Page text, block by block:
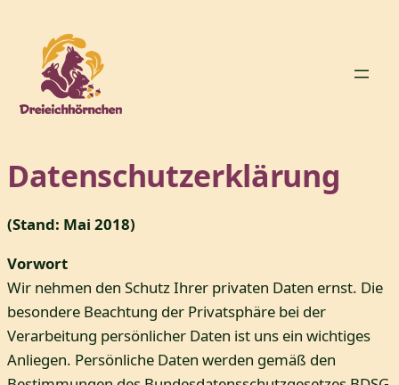
Inhalt
springen
Datenschutzerklärung
(Stand: Mai 2018)
Vorwort
Wir nehmen den Schutz Ihrer privaten Daten ernst. Die
besondere Beachtung der Privatsphäre bei der
Verarbeitung persönlicher Daten ist uns ein wichtiges
Anliegen. Persönliche Daten werden gemäß den